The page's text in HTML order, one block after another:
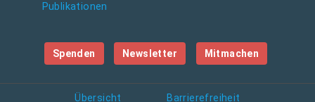
Publikationen
Spenden Newsletter Mitmachen
Übersicht Barrierefreiheit